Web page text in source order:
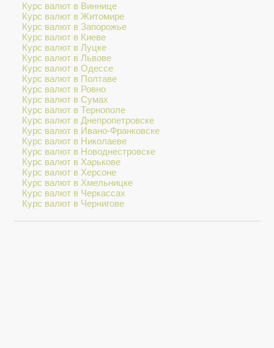
Курс валют в Виннице
Курс валют в Житомире
Курс валют в Запорожье
Курс валют в Киеве
Курс валют в Луцке
Курс валют в Львове
Курс валют в Одессе
Курс валют в Полтаве
Курс валют в Ровно
Курс валют в Сумах
Курс валют в Тернополе
Курс валют в Днепропетровске
Курс валют в Ивано-Франковске
Курс валют в Николаеве
Курс валют в Новоднестровске
Курс валют в Харькове
Курс валют в Херсоне
Курс валют в Хмельницке
Курс валют в Черкассах
Курс валют в Чернигове